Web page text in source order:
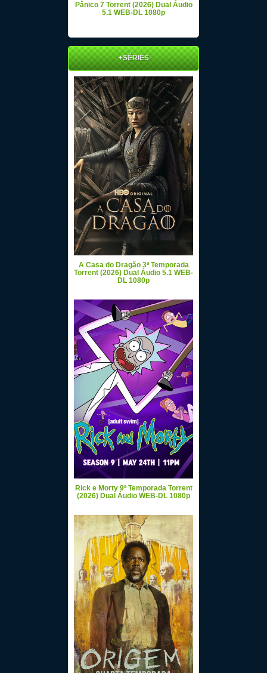
Pânico 7 Torrent (2026) Dual Áudio
5.1 WEB-DL 1080p
+SÉRIES
A Casa do Dragão 3ª Temporada
Torrent (2026) Dual Áudio 5.1 WEB-
DL 1080p
Rick e Morty 9ª Temporada Torrent
(2026) Dual Áudio WEB-DL 1080p